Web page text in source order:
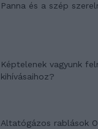
Panna és a szép
Képtelenek vagyunk
kihívásaihoz?
Altatógázos rablások